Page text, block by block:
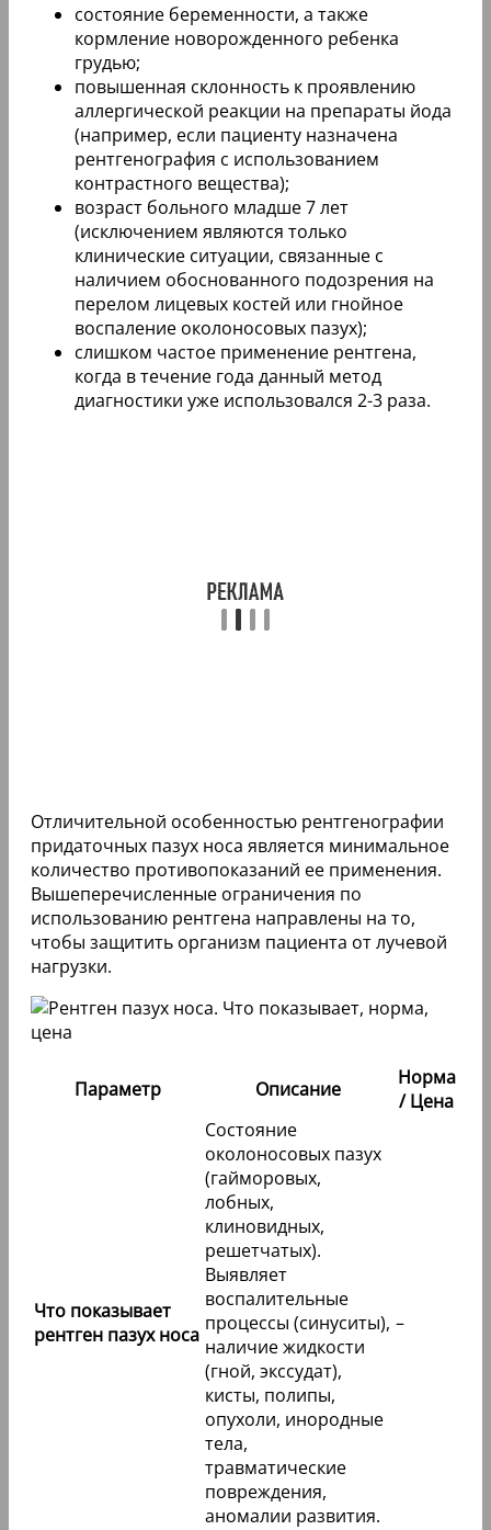
состояние беременности, а также
кормление новорожденного ребенка
грудью;
повышенная склонность к проявлению
аллергической реакции на препараты йода
(например, если пациенту назначена
рентгенография с использованием
контрастного вещества);
возраст больного младше 7 лет
(исключением являются только
клинические ситуации, связанные с
наличием обоснованного подозрения на
перелом лицевых костей или гнойное
воспаление околоносовых пазух);
слишком частое применение рентгена,
когда в течение года данный метод
диагностики уже использовался 2-3 раза.
Отличительной особенностью рентгенографии
придаточных пазух носа является минимальное
количество противопоказаний ее применения.
Вышеперечисленные ограничения по
использованию рентгена направлены на то,
чтобы защитить организм пациента от лучевой
нагрузки.
Параметр Описание
Норма
/ Цена
Что показывает
рентген пазух носа
Состояние
околоносовых пазух
(гайморовых,
лобных,
клиновидных,
решетчатых).
Выявляет
воспалительные
процессы (синуситы),
наличие жидкости
(гной, экссудат),
кисты, полипы,
опухоли, инородные
тела,
травматические
повреждения,
аномалии развития.
–